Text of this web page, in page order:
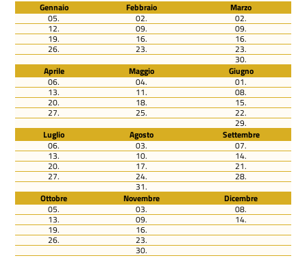
Gennaio Febbraio
Marzo
05.
02. 02.
12. 09. 09.
19. 16. 16.
26. 23. 23.
30.
Aprile
Maggio
Giugno
06.
04. 01.
13. 11. 08.
20. 18. 15.
27. 25. 22.
29.
Luglio
Agosto
Settembre
06.
03. 07.
13. 10. 14.
20. 17. 21.
27. 24. 28.
31.
Ottobre
Novembre
Dicembre
05.
03. 08.
13. 09. 14.
19. 16.
26. 23.
30.